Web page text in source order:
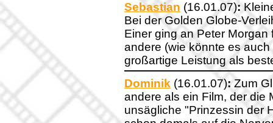
Sebastian (16.01.07):
Bei der Golden Globe-
Einer ging an Peter
andere (wie könnte es
großartige Leistung als
Dominik (16.01.07): Zum
andere als ein Film, der die
unsägliche "Prinzessin der